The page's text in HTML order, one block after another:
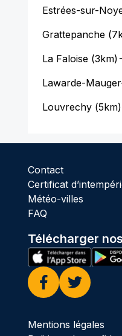
Estrées-sur-
Grattepanche(
La Faloise(3km)
Lawarde-
Louvrechy(5km)
Contact
Certificat
Météo-villes
FAQ
Télécharger
Facebook
Twitter
Mentions légales